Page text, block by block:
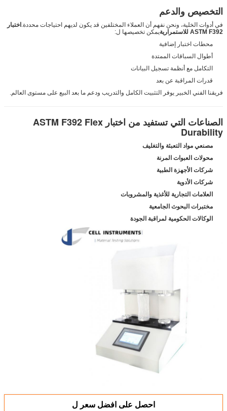
التخصيص والدعم
في أدوات الخلية، ونحن نفهم أن العملاء المختلفين قد يكون لديهم احتياجات محددة.اختبار
ASTM F392 للاستمرارية
يمكن تخصيصها ل:
محطات اختبار إضافية
أطوال السباقات الممتدة
التكامل مع أنظمة تسجيل البيانات
قدرات المراقبة عن بعد
فريقنا الفني الخبير يوفر التثبيت الكامل والتدريب ودعم ما بعد البيع على مستوى العالم.
الصناعات التي تستفيد من اختبار ASTM F392 Flex
Durability
مصنعي مواد التعبئة والتغليف
محولات العبوات المرنة
شركات الأجهزة الطبية
شركات الأدوية
العلامات التجارية للأغذية والمشروبات
مختبرات البحوث الجامعية
الوكالات الحكومية لمراقبة الجودة
احصل على افضل سعر ل